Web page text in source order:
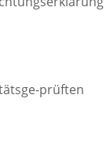
prüften